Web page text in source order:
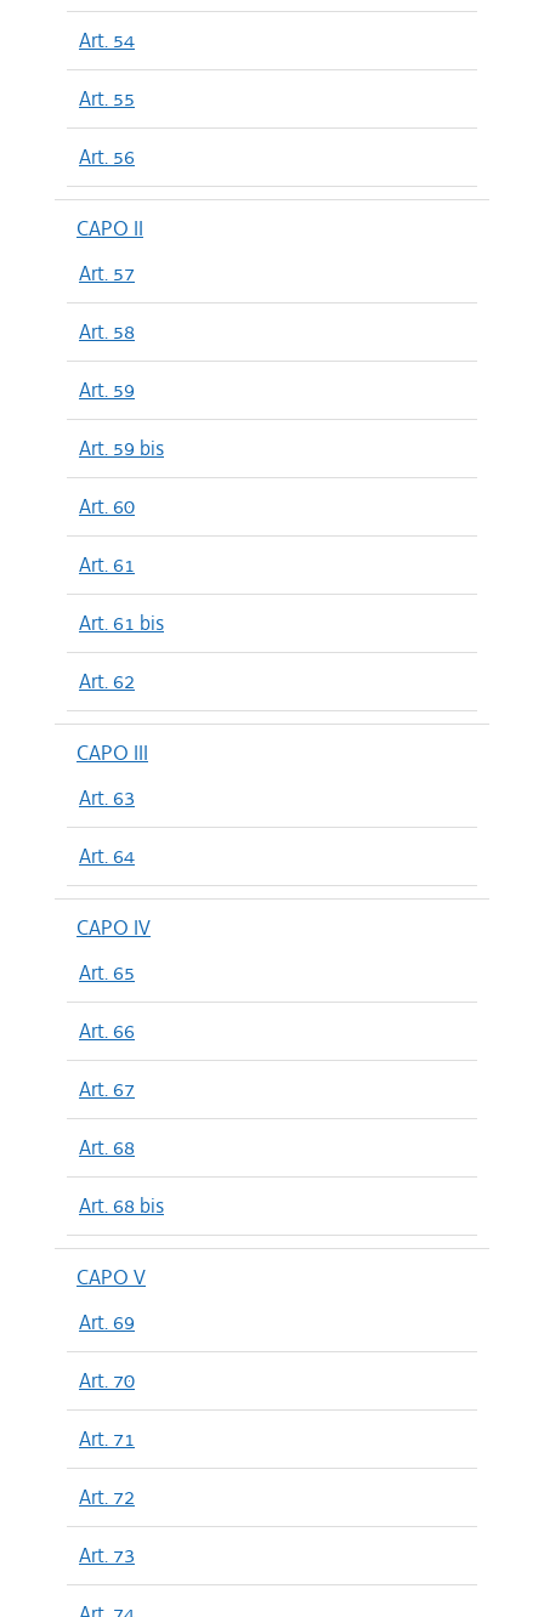
Art. 54
Art. 55
Art. 56
CAPO II
Art. 57
Art. 58
Art. 59
Art. 59 bis
Art. 60
Art. 61
Art. 61 bis
Art. 62
CAPO III
Art. 63
Art. 64
CAPO IV
Art. 65
Art. 66
Art. 67
Art. 68
Art. 68 bis
CAPO V
Art. 69
Art. 70
Art. 71
Art. 72
Art. 73